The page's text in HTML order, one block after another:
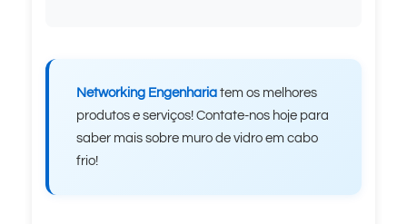
Networking Engenharia tem os melhores
produtos e serviços! Contate-nos hoje para
saber mais sobre muro de vidro em cabo
frio!